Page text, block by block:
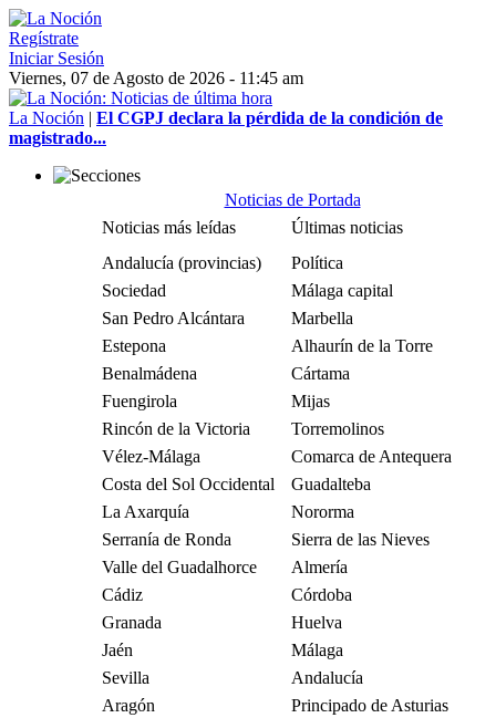
Regístrate
Iniciar Sesión
Viernes, 07 de Agosto de 2026 - 11:45 am
La Noción | El CGPJ declara la pérdida de la condición de
magistrado...
Noticias de Portada
Noticias más leídas
Últimas noticias
Andalucía (provincias)
Política
Sociedad
Málaga capital
San Pedro Alcántara
Marbella
Estepona
Alhaurín de la Torre
Benalmádena
Cártama
Fuengirola
Mijas
Rincón de la Victoria
Torremolinos
Vélez-Málaga
Comarca de Antequera
Costa del Sol Occidental
Guadalteba
La Axarquía
Nororma
Serranía de Ronda
Sierra de las Nieves
Valle del Guadalhorce
Almería
Cádiz
Córdoba
Granada
Huelva
Jaén
Málaga
Sevilla
Andalucía
Aragón
Principado de Asturias